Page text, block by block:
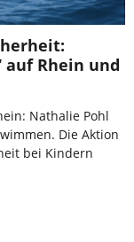
auf Rhein und
Nathalie Pohl
Die Aktion
bei Kindern